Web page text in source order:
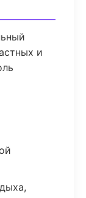
и